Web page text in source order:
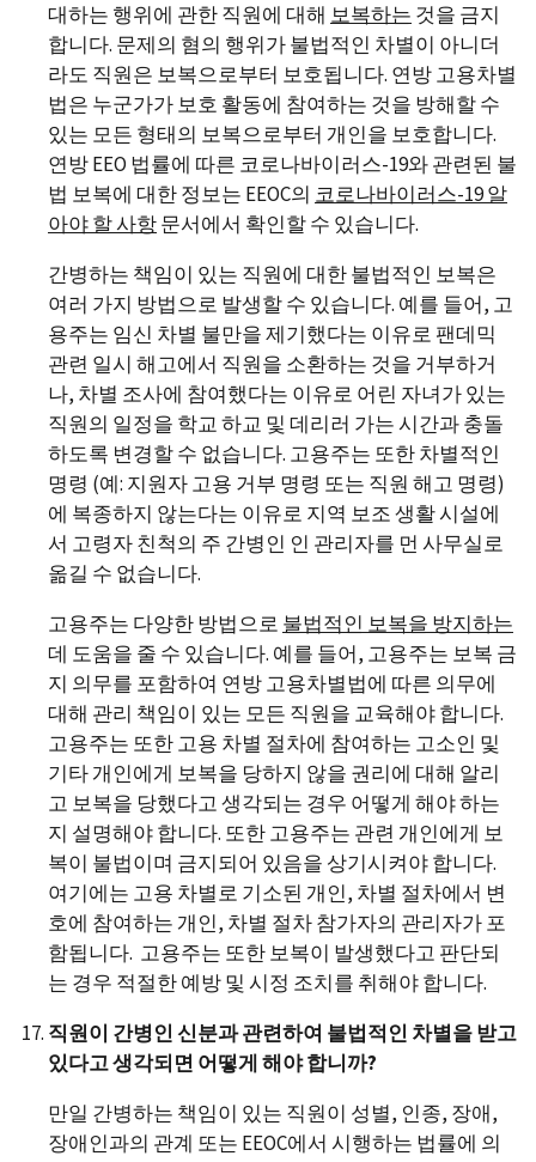
대하는 행위에 관한 직원에 대해 보복하는 것을 금지
합니다. 문제의 혐의 행위가 불법적인 차별이 아니더
라도 직원은 보복으로부터 보호됩니다. 연방 고용차별
법은 누군가가 보호 활동에 참여하는 것을 방해할 수
있는 모든 형태의 보복으로부터 개인을 보호합니다.
연방 EEO 법률에 따른 코로나바이러스-19와 관련된 불
법 보복에 대한 정보는 EEOC의 코로나바이러스-19알
아야 할 사항문서에서 확인할 수 있습니다.
간병하는 책임이 있는 직원에 대한 불법적인 보복은
여러 가지 방법으로 발생할 수 있습니다. 예를 들어, 고
용주는 임신 차별 불만을 제기했다는 이유로 팬데믹
관련 일시 해고에서 직원을 소환하는 것을 거부하거
나, 차별 조사에 참여했다는 이유로 어린 자녀가 있는
직원의 일정을 학교 하교 및 데리러 가는 시간과 충돌
하도록 변경할 수 없습니다. 고용주는 또한 차별적인
명령 (예: 지원자 고용 거부 명령 또는 직원 해고 명령)
에 복종하지 않는다는 이유로 지역 보조 생활 시설에
서 고령자 친척의 주 간병인 인 관리자를 먼 사무실로
옮길 수 없습니다.
고용주는 다양한 방법으로 불법적인 보복을 방지하는
데 도움을 줄 수 있습니다. 예를 들어, 고용주는 보복 금
지 의무를 포함하여 연방 고용차별법에 따른 의무에
대해 관리 책임이 있는 모든 직원을 교육해야 합니다.
고용주는 또한 고용 차별 절차에 참여하는 고소인 및
기타 개인에게 보복을 당하지 않을 권리에 대해 알리
고 보복을 당했다고 생각되는 경우 어떻게 해야 하는
지 설명해야 합니다. 또한 고용주는 관련 개인에게 보
복이 불법이며 금지되어 있음을 상기시켜야 합니다.
여기에는 고용 차별로 기소된 개인, 차별 절차에서 변
호에 참여하는 개인, 차별 절차 참가자의 관리자가 포
함됩니다. 고용주는 또한 보복이 발생했다고 판단되
는 경우 적절한 예방 및 시정 조치를 취해야 합니다.
직원이 간병인 신분과 관련하여 불법적인 차별을 받고
있다고 생각되면 어떻게 해야 합니까?
만일 간병하는 책임이 있는 직원이 성별, 인종, 장애,
장애인과의 관계 또는 EEOC에서 시행하는 법률에 의